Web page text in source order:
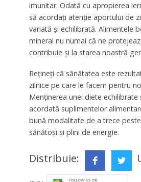
imunitar. Odată cu apropierea
să acordați atenție aportului de
variată și echilibrată. Alimentele
mineral nu numai că ne
contribuie și la starea noastră
Rețineți că sănătatea este
zilnice pe care le facem pentru
Menținerea unei diete echilibrate
acordată suplimentelor
bună modalitate de a trece
sănătoși și plini de energie.
Distribuie: